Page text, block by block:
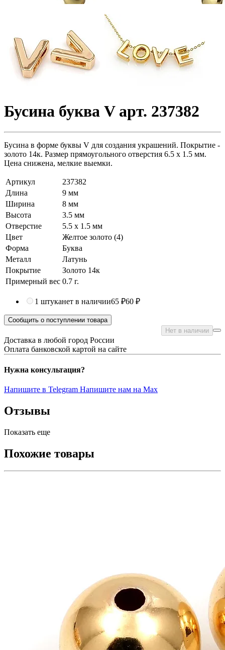
Бусина буква V арт. 237382
Бусина в форме буквы V для создания украшений. Покрытие -
золото 14к. Размер прямоугольного отверстия 6.5 x 1.5 мм.
Цена снижена, мелкие выемки.
Артикул
237382
Длина
9 мм
Ширина
8 мм
Высота
3.5 мм
Отверстие
5.5 x 1.5 мм
Цвет
Желтое золото (4)
Форма
Буква
Металл
Латунь
Покрытие
Золото 14к
Примерный вес 0.7 г.
1 штуканет в наличии65 ₽60 ₽
Сообщить о поступлении товара
Нет в наличии
Доставка в любой город России
Оплата банковской картой на сайте
Нужна консультация?
Напишите в Telegram Напишите нам на Max
Отзывы
Показать еще
Похожие товары